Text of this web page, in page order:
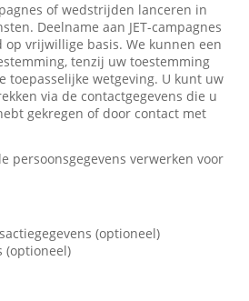
of wedstrijden lanceren in
Deelname aan JET-campagnes
vrijwillige basis. We kunnen een
tenzij uw toestemming
toepasselijke wetgeving. U kunt uw
via de contactgegevens die u
gekregen of door contact met
persoonsgegevens verwerken voor
(optioneel)
(optioneel)